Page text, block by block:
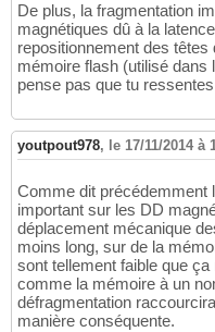
De plus, la fragmentation
magnétiques dû à la
repositionnement des
mémoire flash (utilisé dans
pense pas que tu
youtpout978, le 17/11/2014 à
Comme dit précédemment
important sur les DD
déplacement mécanique
moins long, sur de la
sont tellement faible que
comme la mémoire à un
défragmentation
manière conséquente.